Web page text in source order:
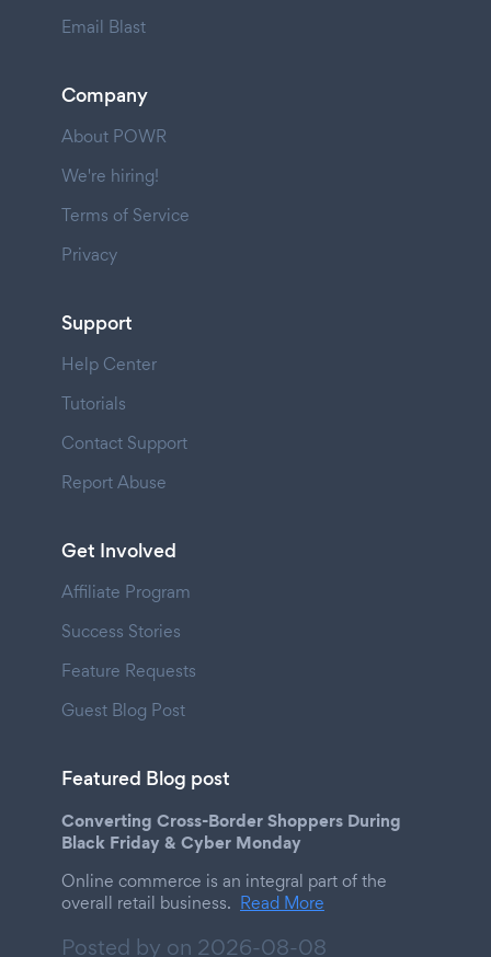
Email Blast
Company
About POWR
We're hiring!
Terms of Service
Privacy
Support
Help Center
Tutorials
Contact Support
Report Abuse
Get Involved
Affiliate Program
Success Stories
Feature Requests
Guest Blog Post
Featured Blog post
Converting Cross-Border Shoppers During
Black Friday & Cyber Monday
Online commerce is an integral part of the
overall retail business. Read More
Posted by on 2026-08-08